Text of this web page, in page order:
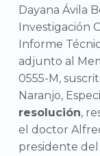
Dayana Ávila
Investigación
Informe
adjunto al
0555-M,
Naranjo,
resolución,
el doctor
presidente